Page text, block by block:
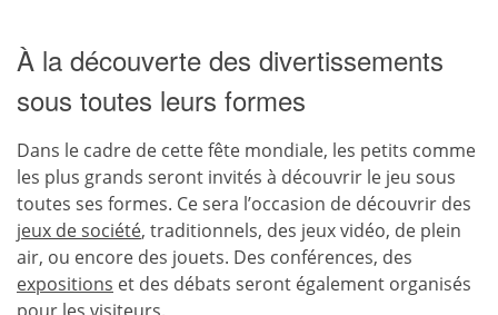
À la découverte des divertissements
sous toutes leurs formes
Dans le cadre de cette fête mondiale, les petits comme
les plus grands seront invités à découvrir le jeu sous
toutes ses formes. Ce sera l’occasion de découvrir des
jeux de société, traditionnels, des jeux vidéo, de plein
air, ou encore des jouets. Des conférences, des
expositions et des débats seront également organisés